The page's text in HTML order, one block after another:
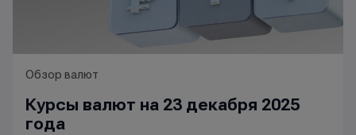
Обзор валют
Курсы валют на 23 декабря 2025
года